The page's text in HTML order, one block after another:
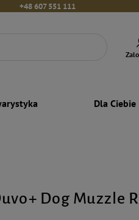
+48 607 551 111
Dla Ciebie
Dog Muzzle